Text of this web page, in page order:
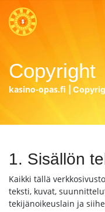
Copyright
kasino-opas.fi
1. Sisällön
Kaikki tällä
teksti, kuvat,
tekijänoikeuslain ja